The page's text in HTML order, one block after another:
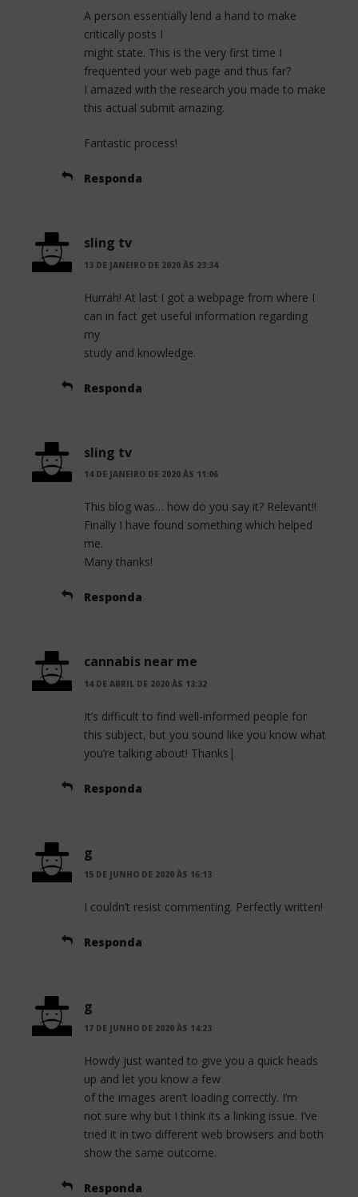
A person essentially lend a hand to make
critically posts I
might state. This is the very first time I
frequented your web page and thus far?
I amazed with the research you made to make
this actual submit amazing.
Fantastic process!
Responda
sling tv
13 DE JANEIRO DE 2020 ÀS 23:34
Hurrah! At last I got a webpage from where I
can in fact get useful information regarding
my
study and knowledge.
Responda
sling tv
14 DE JANEIRO DE 2020 ÀS 11:06
This blog was… how do you say it? Relevant!!
Finally I have found something which helped
me.
Many thanks!
Responda
cannabis near me
14 DE ABRIL DE 2020 ÀS 13:32
It’s difficult to find well-informed people for
this subject, but you sound like you know what
you’re talking about! Thanks|
Responda
g
15 DE JUNHO DE 2020 ÀS 16:13
I couldn’t resist commenting. Perfectly written!
Responda
g
17 DE JUNHO DE 2020 ÀS 14:23
Howdy just wanted to give you a quick heads
up and let you know a few
of the images aren’t loading correctly. I’m
not sure why but I think its a linking issue. I’ve
tried it in two different web browsers and both
show the same outcome.
Responda